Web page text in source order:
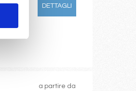
DETTAGLI
a partire da